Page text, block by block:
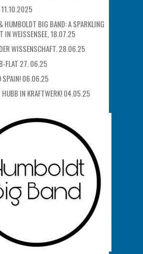
11.10.2025
HUMBOLDT BIG BAND: A SPARKLING
IN WEISSENSEE, 18.07.25
WISSENSCHAFT. 28.06.25
FLAT 27. 06.25
SPAIN! 06.06.25
HUBB IN KRAFTWERK! 04.05.25